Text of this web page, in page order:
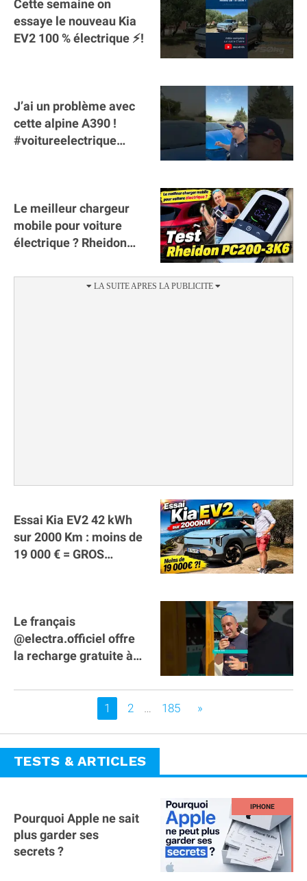
Cette semaine on
essaye le nouveau Kia
EV2 100 % électrique ⚡️!
J’ai un problème avec
cette alpine A390 !
#voitureelectrique
Le meilleur chargeur
mobile pour voiture
électrique ? Rheidon
(collaboration)
Essai Kia EV2 42 kWh
sur 2000 Km : moins de
19 000 € = GROS
Le français
@electra.officiel offre
la recharge gratuite à
électriques de Gironde
Vous êtes sur la page
1 2 … 185 »
TESTS & ARTICLES
Pourquoi Apple ne sait
plus garder ses
secrets ?